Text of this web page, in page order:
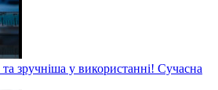
зручніша у використанні! Сучасна